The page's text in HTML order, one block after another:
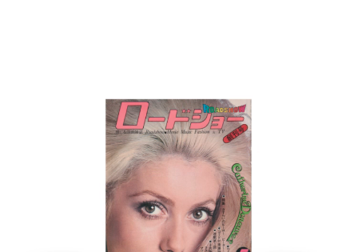
新聞広告
2025/3/21 地方紙33紙 3/28朝日新聞